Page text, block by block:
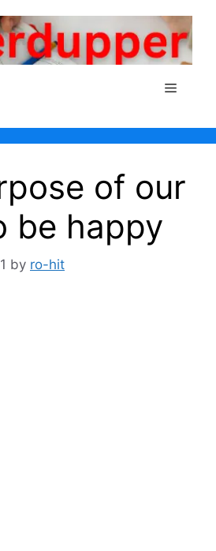
Menu
of our
be happy
by ro-hit